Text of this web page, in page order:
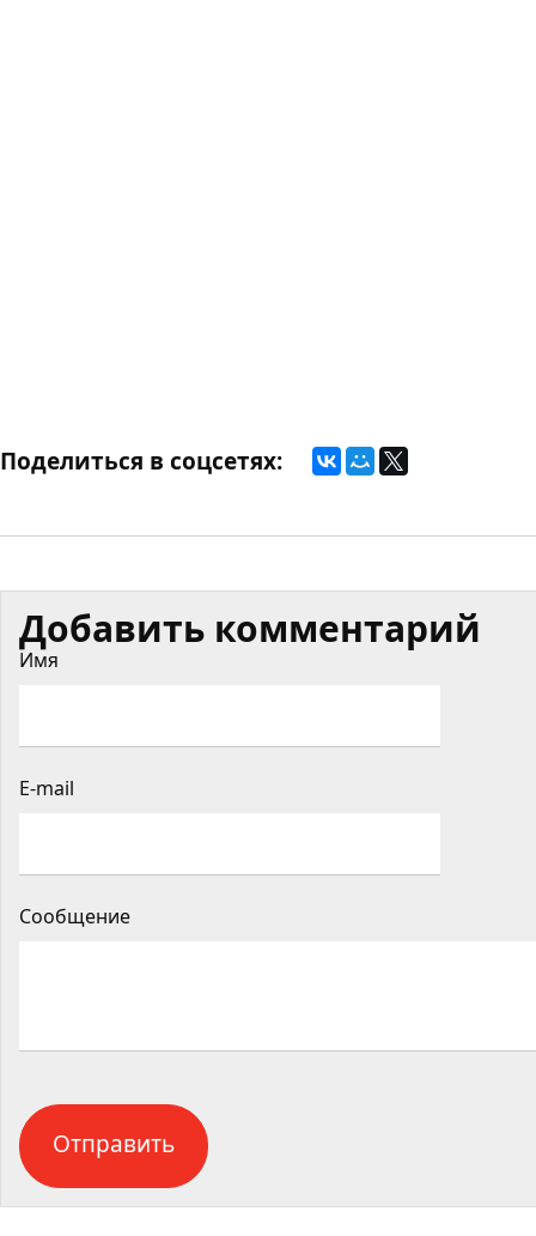
Поделиться в соцсетях:
Добавить комментарий
Имя
E-mail
Сообщение